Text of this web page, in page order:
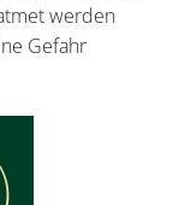
werden
Gefahr